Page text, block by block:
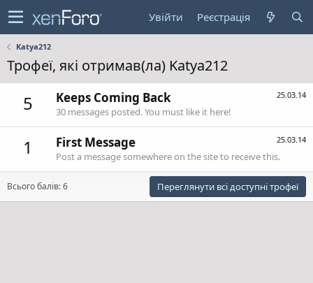
Увійти Реєстрація
Katya212
Трофеї, які отримав(ла) Katya212
5 25.03.14
Keeps Coming Back
30 messages posted. You must like it here!
1 25.03.14
First Message
Post a message somewhere on the site to receive this.
Всього балів: 6 Переглянути всі доступні трофеї